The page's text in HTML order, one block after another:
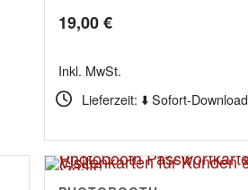
19,00€
Inkl. MwSt.
Lieferzeit: ⬇️ Sofort-Download